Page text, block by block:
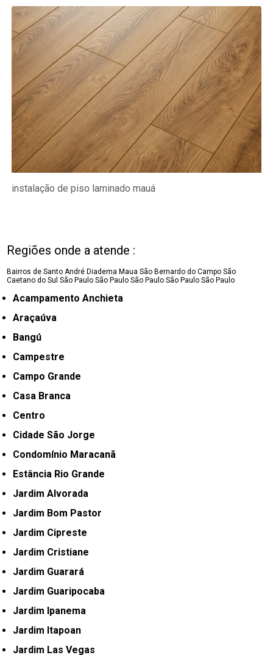
instalação de piso laminado mauá
Regiões onde a atende :
Bairros de Santo André Diadema Maua São Bernardo do Campo São
Caetano do SulSão Paulo São Paulo São Paulo São Paulo São Paulo
Acampamento Anchieta
Araçaúva
Bangú
Campestre
Campo Grande
Casa Branca
Centro
Cidade São Jorge
Condomínio Maracanã
Estância Rio Grande
Jardim Alvorada
Jardim Bom Pastor
Jardim Cipreste
Jardim Cristiane
Jardim Guarará
Jardim Guaripocaba
Jardim Ipanema
Jardim Itapoan
Jardim Las Vegas